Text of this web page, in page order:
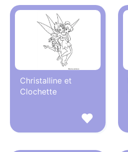
Christalline et
Clochette